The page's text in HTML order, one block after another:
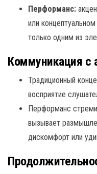
Перформанс:
или
только одним из
Коммуникация с
Традиционный
восприятие
Перформанс
вызывает
дискомфорт или